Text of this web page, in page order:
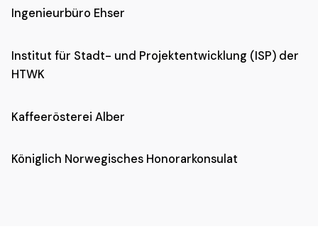
Ingenieurbüro Ehser
Institut für Stadt- und Projektentwicklung (ISP) der
HTWK
Kaffeerösterei Alber
Königlich Norwegisches Honorarkonsulat